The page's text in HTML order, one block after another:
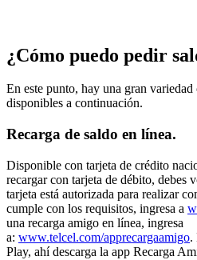
¿Cómo puedo pedir
En este punto, hay una gran
disponibles a continuación.
Recarga de saldo en línea.
Disponible con tarjeta de crédito
recargar con tarjeta de débito, debes
tarjeta está autorizada para realizar
cumple con los requisitos, ingresa a
una recarga amigo en línea, ingresa
a: www.telcel.com/apprecargaamigo.
Play, ahí descarga la app Recarga